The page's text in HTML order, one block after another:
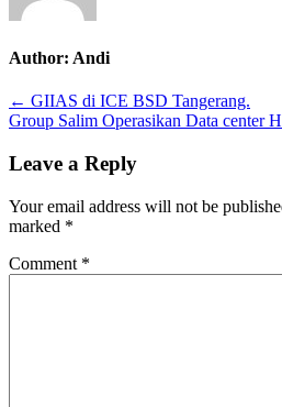
Author: Andi
Post
navigation
← GIIAS di ICE BSD Tangerang.
Group Salim Operasikan Data center
Leave a Reply
Your email address will not be
marked *
Comment *